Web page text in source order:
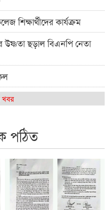
শিক্ষার্থীদের কার্যক্রম
উষ্ণতা ছড়াল বিএনপি নেতা
ও পুরস্কার বিতরণ
পেলেন স্টার এক্সিলেন্স
নাওযাত্রা
পঠিত